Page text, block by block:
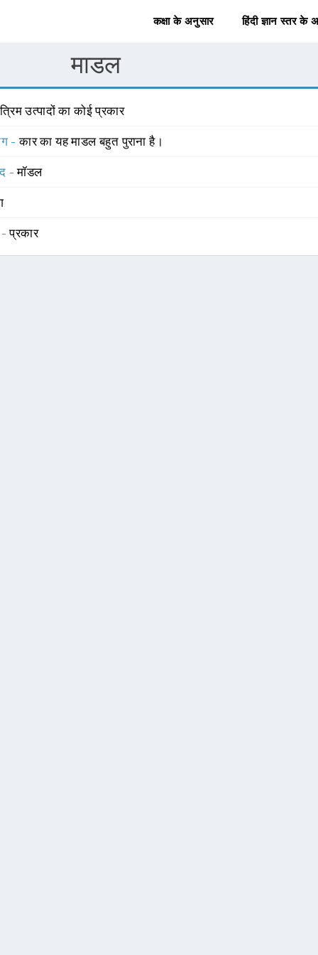
कक्षा के अनुसार हिंदी ज्ञान स्तर के
माडल
उत्पादों का कोई प्रकार
-कार का यह माडल बहुत पुराना है।
-मॉडल
-प्रकार